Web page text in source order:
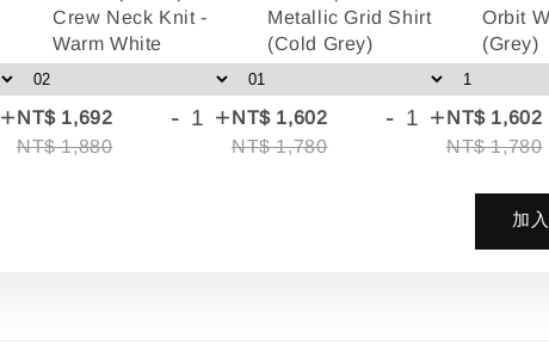
+
Crew Neck Knit -
Warm White
NT$ 1,692
NT$ 1,880
- +
Metallic Grid Shirt
(Cold Grey)
NT$ 1,602
NT$ 1,780
- +
Orbit
(Grey)
NT$ 1,602
NT$ 1,780
加